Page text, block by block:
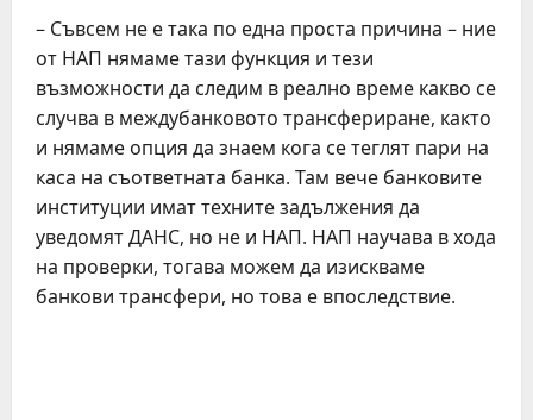
– Съвсем не е така по една проста причина – ние
от НАП нямаме тази функция и тези
възможности да следим в реално време какво се
случва в междубанковото трансфериране, както
и нямаме опция да знаем кога се теглят пари на
каса на съответната банка. Там вече банковите
институции имат техните задължения да
уведомят ДАНС, но не и НАП. НАП научава в хода
на проверки, тогава можем да изискваме
банкови трансфери, но това е впоследствие.